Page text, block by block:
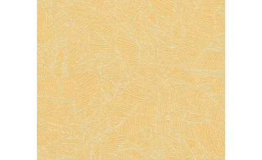
Abstracto
Arabesco
Botanico
Escoces Y
Cuadrille
Espiga
Flor
Geometria
Guardas